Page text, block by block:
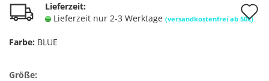
Lieferzeit:
Lieferzeit nur 2-3 Werktage (versandkostenfrei ab 50€)
Farbe: BLUE
Größe: